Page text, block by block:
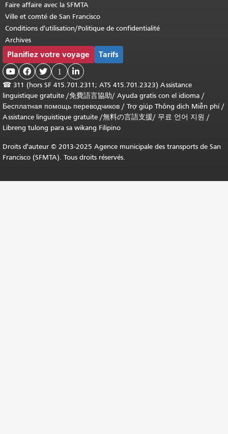
Faire affaire avec la SFMTA
Ville et comté de San Francisco
Conditions d'utilisation/Politique de confidentialité
Archives
Planifiez votre voyage Tarifs
   1 
☎ 311 (hors SF 415.701.2311; ATS 415.701.2323) Assistance
linguistique gratuite /免費語言協助/ Ayuda gratis con el idioma /
Бесплатная помощь переводчиков / Trợ giúp Thông dịch Miễn phí/
Assistance linguistique gratuite /無料の言語支援/ 무료 언어 지원 /
Libreng tulong para sa wikang Filipino
Droits d'auteur © 2013-2025 Agence municipale des transports de San
Francisco (SFMTA). Tous droits réservés.